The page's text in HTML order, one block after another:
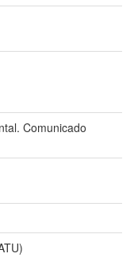
Comunicado